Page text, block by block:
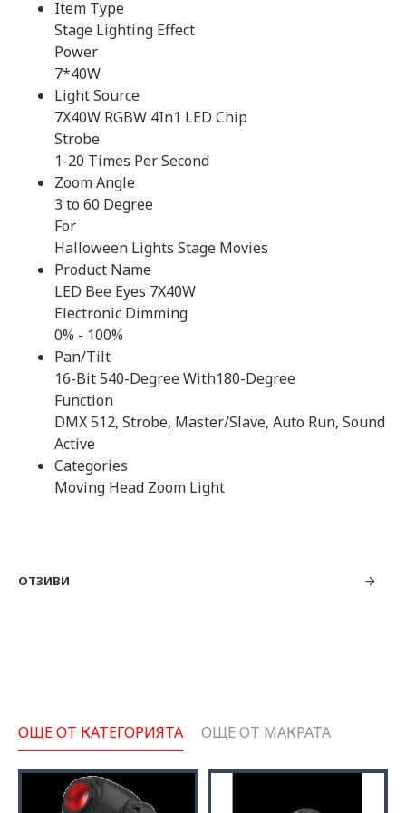
Item Type
Stage Lighting Effect
Power
7*40W
Light Source
7X40W RGBW 4In1 LED Chip
Strobe
1-20 Times Per Second
Zoom Angle
3 to 60 Degree
For
Halloween Lights Stage Movies
Product Name
LED Bee Eyes 7X40W
Electronic Dimming
0% - 100%
Pan/Tilt
16-Bit 540-Degree With180-Degree
Function
DMX 512, Strobe, Master/Slave, Auto Run, Sound
Active
Categories
Moving Head Zoom Light
ОТЗИВИ
ОЩЕ ОТ КАТЕГОРИЯТА ОЩЕ ОТ МАКРАТА